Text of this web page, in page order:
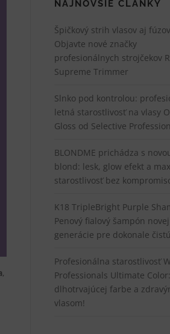
,
NAJNOVŠIE ČLÁNKY
Špičkový strih vlasov aj
Objavte nové značky
profesionálnych strojčekov
Supreme Trimmer
Slnko pod kontrolou:
letná starostlivosť na vlasy
Gloss od Selective
BLONDME prichádza s
blond: lesk, glow efekt a
starostlivosť bez
K18 TripleBright Purple
Penový fialový šampón novej
generácie pre dokonale
Profesionálna starostlivosť
Professionals Ultimate
dlhotrvajúcej farbe a
vlasom!